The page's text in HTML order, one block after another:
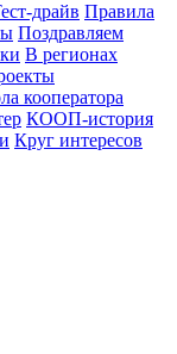
драйв Правила
Поздравляем
В регионах
кооператора
КООП-история
Круг интересов